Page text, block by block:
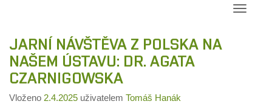
JARNÍ NÁVŠTĚVA Z POLSKA NA
NAŠEM ÚSTAVU: DR. AGATA
CZARNIGOWSKA
Vloženo 2.4.2025 uživatelem Tomáš Hanák